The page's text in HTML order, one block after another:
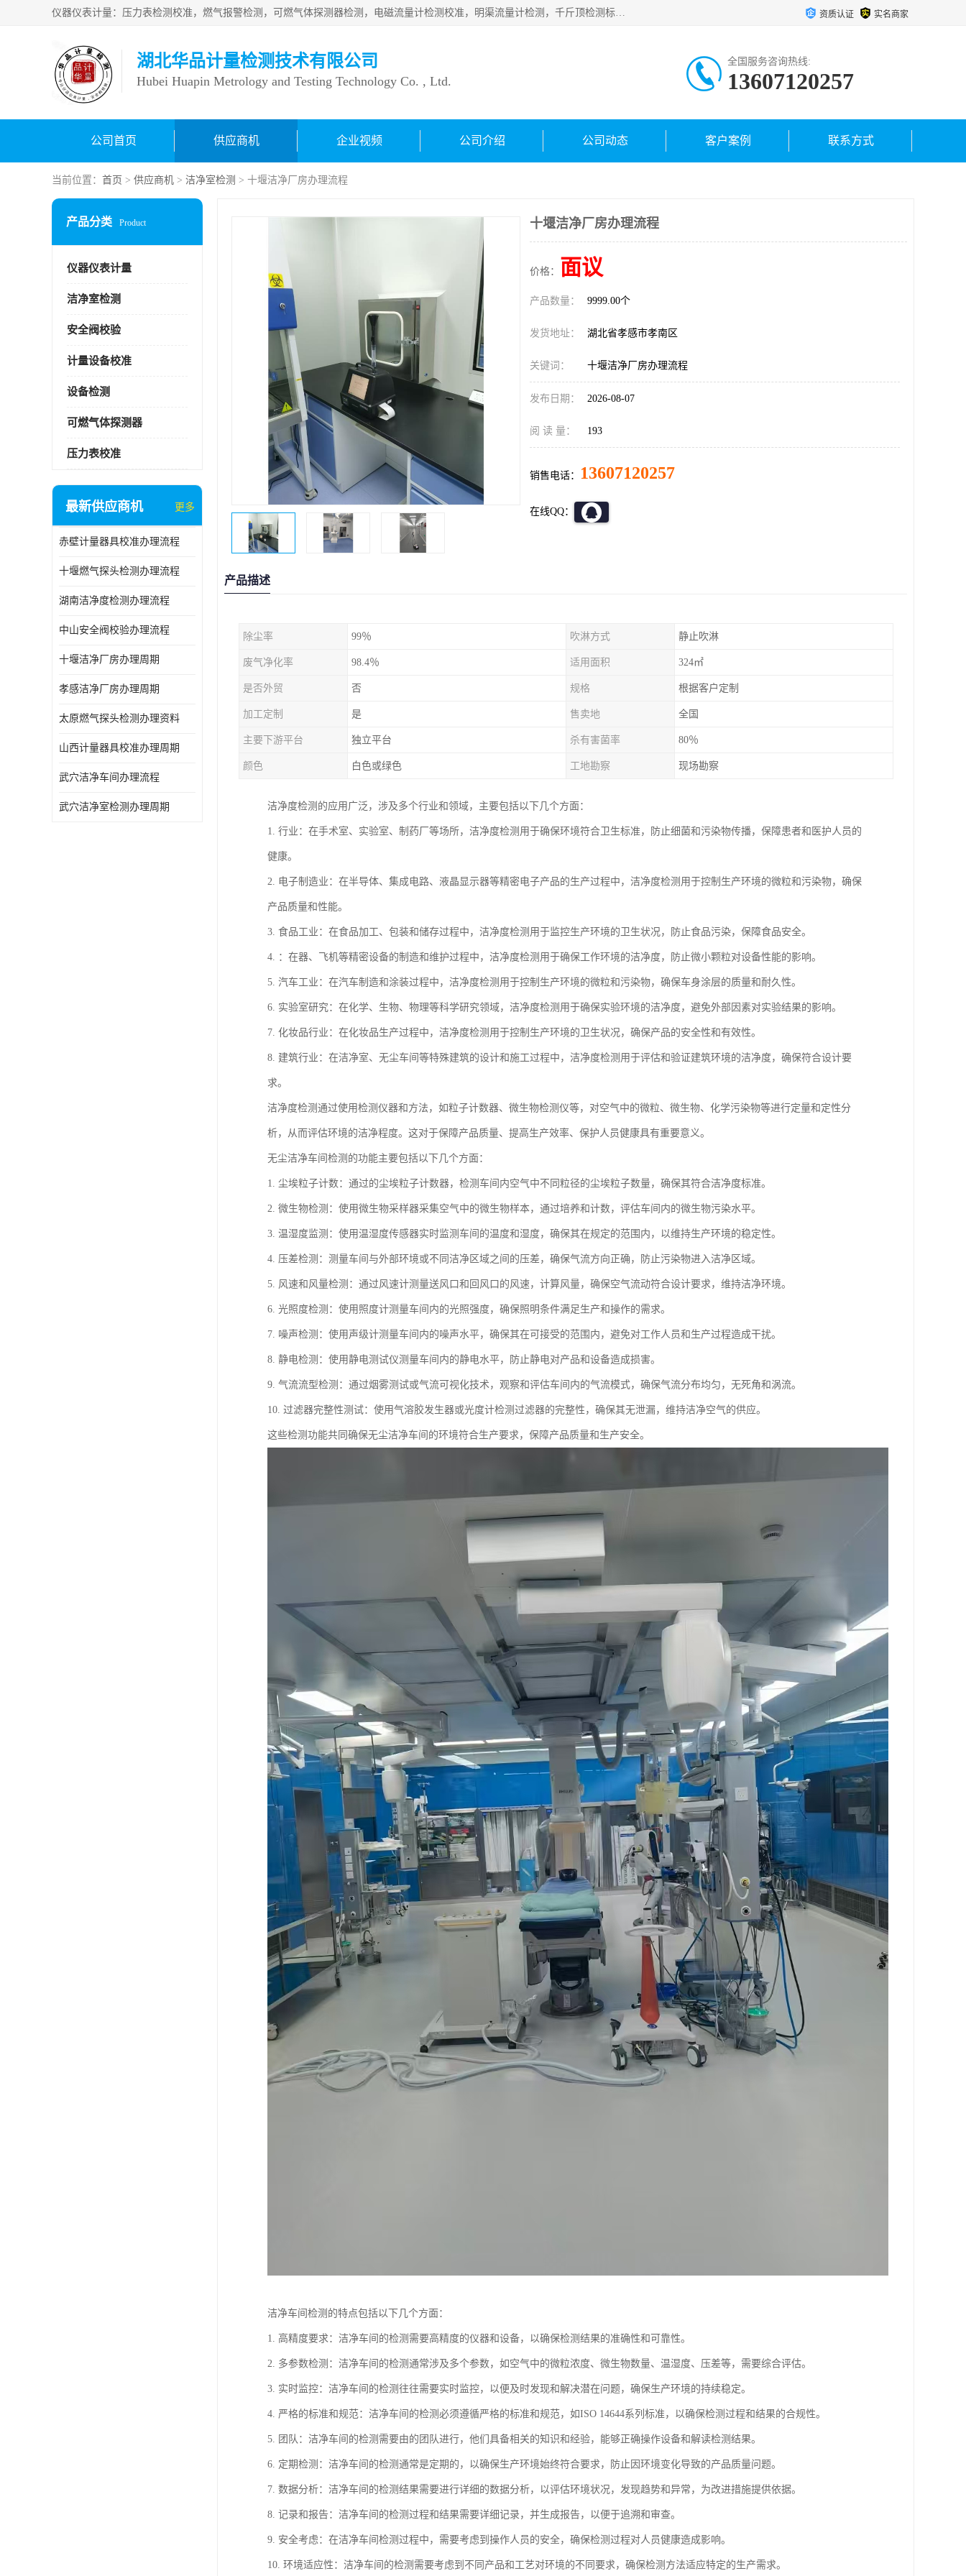
仪器仪表计量：压力表检测校准，燃气报警检测，可燃气体探测器检测，电磁流量计检测校准，明渠流量计检测，千斤顶检测标定，仪器校准，量具校准，仪表检测，仪器检测，计量设备校准；洁净室检测：洁净度检测，洁净厂房检测，无尘洁净室检测，悬浮粒子检测，*过滤器检测；安全阀校验：安全阀校验，安全阀检验，安全阀检测，安全阀年检，安全阀校正，安全阀校准； 资质认证 实名商家
湖北华品计量检测技术有限公司
Hubei Huapin Metrology and Testing Technology Co. , Ltd.
全国服务咨询热线:
13607120257
公司首页 供应商机 企业视频 公司介绍 公司动态 客户案例 联系方式
当前位置： 首页 > 供应商机 > 洁净室检测 > 十堰洁净厂房办理流程
产品分类 Product
仪器仪表计量
洁净室检测
安全阀校验
计量设备校准
设备检测
可燃气体探测器
压力表校准
最新供应商机 更多
赤壁计量器具校准办理流程
十堰燃气探头检测办理流程
湖南洁净度检测办理流程
中山安全阀校验办理流程
十堰洁净厂房办理周期
孝感洁净厂房办理周期
太原燃气探头检测办理资料
山西计量器具校准办理周期
武穴洁净车间办理流程
武穴洁净室检测办理周期
十堰洁净厂房办理流程
价格： 面议
产品数量： 9999.00个
发货地址： 湖北省孝感市孝南区
关键词： 十堰洁净厂房办理流程
发布日期： 2026-08-07
阅 读 量： 193
销售电话： 13607120257
在线QQ：
产品描述
除尘率 99％ 吹淋方式 静止吹淋
废气净化率 98.4％ 适用面积 324㎡
是否外贸 否 规格 根据客户定制
加工定制 是 售卖地 全国
主要下游平台 独立平台 杀有害菌率 80％
颜色 白色或绿色 工地勘察 现场勘察
洁净度检测的应用广泛，涉及多个行业和领域，主要包括以下几个方面：
1. 行业：在手术室、实验室、制药厂等场所，洁净度检测用于确保环境符合卫生标准，防止细菌和污染物传播，保障患者和医护人员的
健康。
2. 电子制造业：在半导体、集成电路、液晶显示器等精密电子产品的生产过程中，洁净度检测用于控制生产环境的微粒和污染物，确保
产品质量和性能。
3. 食品工业：在食品加工、包装和储存过程中，洁净度检测用于监控生产环境的卫生状况，防止食品污染，保障食品安全。
4. ：在器、飞机等精密设备的制造和维护过程中，洁净度检测用于确保工作环境的洁净度，防止微小颗粒对设备性能的影响。
5. 汽车工业：在汽车制造和涂装过程中，洁净度检测用于控制生产环境的微粒和污染物，确保车身涂层的质量和耐久性。
6. 实验室研究：在化学、生物、物理等科学研究领域，洁净度检测用于确保实验环境的洁净度，避免外部因素对实验结果的影响。
7. 化妆品行业：在化妆品生产过程中，洁净度检测用于控制生产环境的卫生状况，确保产品的安全性和有效性。
8. 建筑行业：在洁净室、无尘车间等特殊建筑的设计和施工过程中，洁净度检测用于评估和验证建筑环境的洁净度，确保符合设计要
求。
洁净度检测通过使用检测仪器和方法，如粒子计数器、微生物检测仪等，对空气中的微粒、微生物、化学污染物等进行定量和定性分
析，从而评估环境的洁净程度。这对于保障产品质量、提高生产效率、保护人员健康具有重要意义。
无尘洁净车间检测的功能主要包括以下几个方面：
1. 尘埃粒子计数：通过的尘埃粒子计数器，检测车间内空气中不同粒径的尘埃粒子数量，确保其符合洁净度标准。
2. 微生物检测：使用微生物采样器采集空气中的微生物样本，通过培养和计数，评估车间内的微生物污染水平。
3. 温湿度监测：使用温湿度传感器实时监测车间的温度和湿度，确保其在规定的范围内，以维持生产环境的稳定性。
4. 压差检测：测量车间与外部环境或不同洁净区域之间的压差，确保气流方向正确，防止污染物进入洁净区域。
5. 风速和风量检测：通过风速计测量送风口和回风口的风速，计算风量，确保空气流动符合设计要求，维持洁净环境。
6. 光照度检测：使用照度计测量车间内的光照强度，确保照明条件满足生产和操作的需求。
7. 噪声检测：使用声级计测量车间内的噪声水平，确保其在可接受的范围内，避免对工作人员和生产过程造成干扰。
8. 静电检测：使用静电测试仪测量车间内的静电水平，防止静电对产品和设备造成损害。
9. 气流流型检测：通过烟雾测试或气流可视化技术，观察和评估车间内的气流模式，确保气流分布均匀，无死角和涡流。
10. 过滤器完整性测试：使用气溶胶发生器或光度计检测过滤器的完整性，确保其无泄漏，维持洁净空气的供应。
这些检测功能共同确保无尘洁净车间的环境符合生产要求，保障产品质量和生产安全。
洁净车间检测的特点包括以下几个方面：
1. 高精度要求：洁净车间的检测需要高精度的仪器和设备，以确保检测结果的准确性和可靠性。
2. 多参数检测：洁净车间的检测通常涉及多个参数，如空气中的微粒浓度、微生物数量、温湿度、压差等，需要综合评估。
3. 实时监控：洁净车间的检测往往需要实时监控，以便及时发现和解决潜在问题，确保生产环境的持续稳定。
4. 严格的标准和规范：洁净车间的检测必须遵循严格的标准和规范，如ISO 14644系列标准，以确保检测过程和结果的合规性。
5. 团队：洁净车间的检测需要由的团队进行，他们具备相关的知识和经验，能够正确操作设备和解读检测结果。
6. 定期检测：洁净车间的检测通常是定期的，以确保生产环境始终符合要求，防止因环境变化导致的产品质量问题。
7. 数据分析：洁净车间的检测结果需要进行详细的数据分析，以评估环境状况，发现趋势和异常，为改进措施提供依据。
8. 记录和报告：洁净车间的检测过程和结果需要详细记录，并生成报告，以便于追溯和审查。
9. 安全考虑：在洁净车间检测过程中，需要考虑到操作人员的安全，确保检测过程对人员健康造成影响。
10. 环境适应性：洁净车间的检测需要考虑到不同产品和工艺对环境的不同要求，确保检测方法适应特定的生产需求。